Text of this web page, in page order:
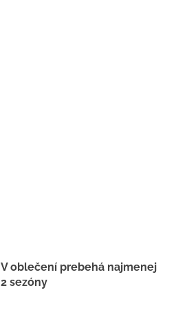
V oblečení prebehá najmenej
2 sezóny